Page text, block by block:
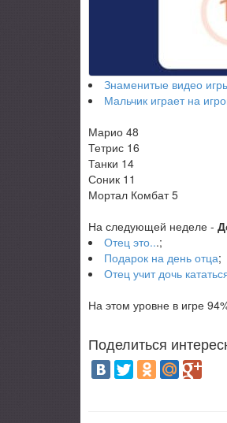
Знаменитые видео
Мальчик играет на
Марио 48
Тетрис 16
Танки 14
Соник 11
Мортал Комбат 5
На следующей неделе -
Отец это...;
Подарок на день отца;
Отец учит дочь
На этом уровне в игре
Поделиться